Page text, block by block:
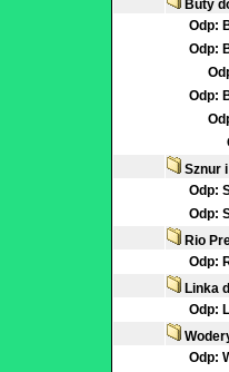
Buty
Odp:
Odp:
Odp:
Sznur
Odp:
Odp:
Rio
Odp:
Linka
Odp:
Odp: